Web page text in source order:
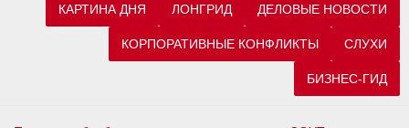
КАРТИНА ДНЯ ЛОНГРИД ДЕЛОВЫЕ НОВОСТИ
КОРПОРАТИВНЫЕ КОНФЛИКТЫ СЛУХИ
БИЗНЕС-ГИД